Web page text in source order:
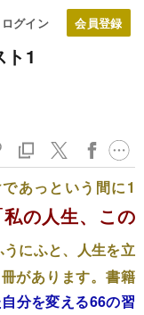
ログイン
ト1
あっという間に1
私の人生、この
にふと、人生を立
があります。書籍
分を変える66の習